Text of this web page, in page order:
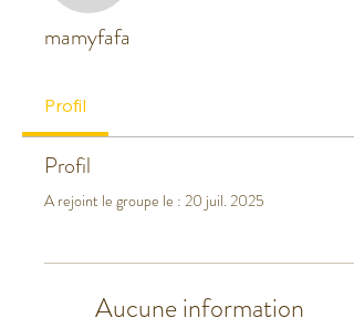
mamyfafa
Profil
Profil
A rejoint le groupe le : 20 juil. 2025
Aucune information